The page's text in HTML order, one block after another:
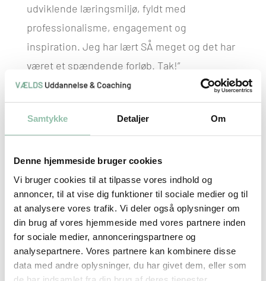
Samtykke Detaljer Om
Denne hjemmeside bruger cookies
Vi bruger cookies til at tilpasse vores indhold og
annoncer, til at vise dig funktioner til sociale medier og til
at analysere vores trafik. Vi deler også oplysninger om
din brug af vores hjemmeside med vores partnere inden
for sociale medier, annonceringspartnere og
analysepartnere. Vores partnere kan kombinere disse
data med andre oplysninger, du har givet dem, eller som
udviklende læringsmiljø, fyldt med
professionalisme, engagement og
inspiration. Jeg har lært SÅ meget og det har
været et spændende forløb. Tak!”
– Stressvejlederuddannelsen. Mette, leder
“Efter opstart på stressvejlederuddannelsen
giver min rolle som AMR bedre mening, da jeg
nu har fået større indblik i, hvor jeg kan sætte
ind og være mere på forkant. At studere hos
VÆLDS og den måde, uddannelsen er
struktureret på, gør, at man kan fordybe sig i
relevante emner på de forskellige moduler,